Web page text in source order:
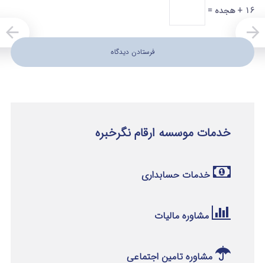
16 + هجده =
خدمات موسسه ارقام نگرخبره
خدمات حسابداری
مشاوره مالیات
مشاوره تامین اجتماعی